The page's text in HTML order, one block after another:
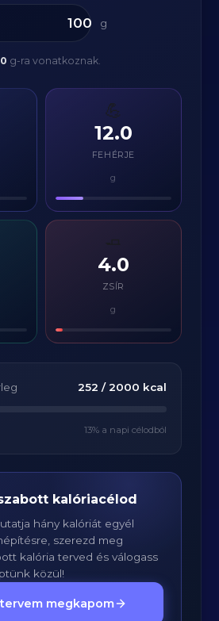
g
g-ra vonatkoznak.
💪
12.0
FEHÉRJE
g
4.0
ZSÍR
g
252 / 2000 kcal
13% a napi célodból
kalóriacélod
hány kalóriát egyél
szerezd meg
kalória terved és válogass
közül!
megkapom